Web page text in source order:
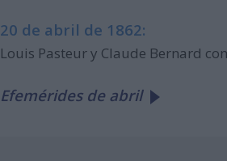
20 de abril de 1862:
Louis Pasteur y Claude Bernard
Efemérides de abril